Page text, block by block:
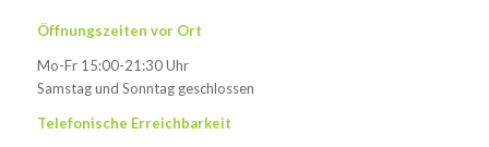
Öffnungszeiten vor Ort
Mo-Fr 15:00-21:30 Uhr
Samstag und Sonntag geschlossen
Telefonische Erreichbarkeit